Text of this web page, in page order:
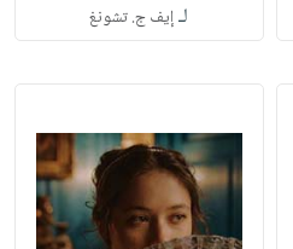
لـإيف ج. تشونغ